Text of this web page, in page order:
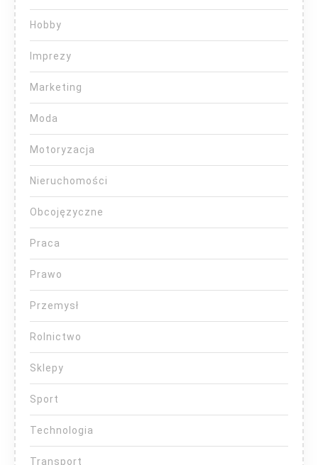
Hobby
Imprezy
Marketing
Moda
Motoryzacja
Nieruchomości
Obcojęzyczne
Praca
Prawo
Przemysł
Rolnictwo
Sklepy
Sport
Technologia
Transport